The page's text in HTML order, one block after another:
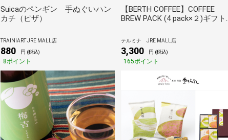
Suicaのペンギン 手ぬぐいハン
カチ（ピザ）
TRAINIART JRE MALL店
880 円 (税込)
8ポイント
【BERTH COFFEE】COFFEE
BREW PACK (4 pack×２)ギフト
（×1）
テルミナ JRE MALL店
3,300 円 (税込)
165ポイント